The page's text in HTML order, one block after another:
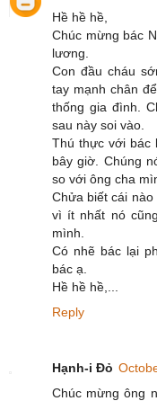
Hề hề hề,
Chúc mừng bác
lương.
Con đầu cháu
tay mạnh chân
thống gia đình.
sau này soi vào.
Thú thực với bác
bây giờ. Chúng
so với ông cha
Chửa biết cái
vì ít nhất nó
mình.
Có nhẽ bác lại
bác ạ.
Hề hề hề,...
Reply
Hạnh-i Đỏ
Chúc mừng ông